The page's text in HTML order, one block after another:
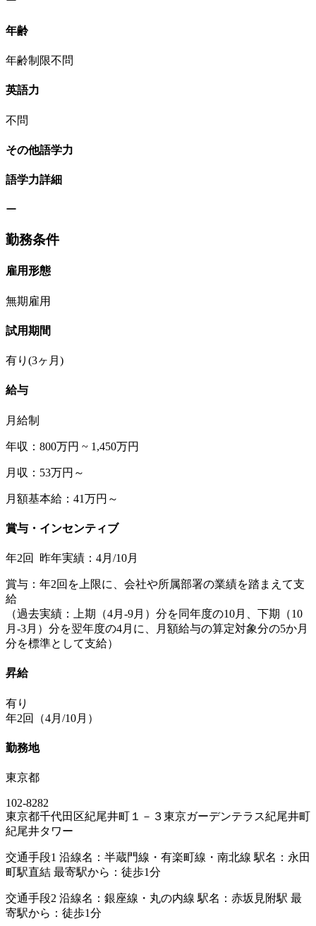
年齢
年齢制限不問
英語力
不問
その他語学力
語学力詳細
ー
勤務条件
雇用形態
無期雇用
試用期間
有り(3ヶ月)
給与
月給制
年収：800万円 ~ 1,450万円
月収：53万円～
月額基本給：41万円～
賞与・インセンティブ
年2回 昨年実績：4月/10月
賞与：年2回を上限に、会社や所属部署の業績を踏まえて支
給
（過去実績：上期（4月-9月）分を同年度の10月、下期（10
月-3月）分を翌年度の4月に、月額給与の算定対象分の5か月
分を標準として支給）
昇給
有り
年2回（4月/10月）
勤務地
東京都
102-8282
東京都千代田区紀尾井町１－３東京ガーデンテラス紀尾井町
紀尾井タワー
交通手段1 沿線名：半蔵門線・有楽町線・南北線 駅名：永田
町駅直結 最寄駅から：徒歩1分
交通手段2 沿線名：銀座線・丸の内線 駅名：赤坂見附駅 最
寄駅から：徒歩1分